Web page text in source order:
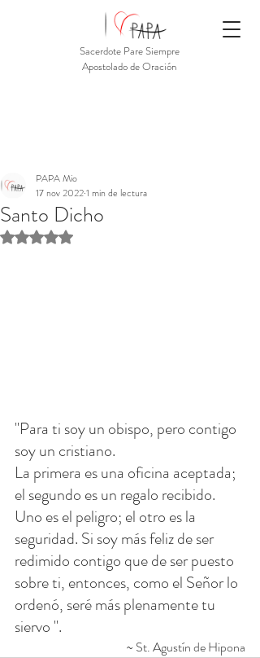
Sacerdote Pare Siempre
Apostolado de Oración
Santo Dicho
PAPA Mio
17 nov 20221 min de lectura
Obtuvo NaN de 5 estrellas.
"Para ti soy un obispo, pero contigo
soy un cristiano.
La primera es una oficina aceptada;
el segundo es un regalo recibido.
Uno es el peligro; el otro es la
seguridad. Si soy más feliz de ser
redimido contigo que de ser puesto
sobre ti, entonces, como el Señor lo
ordenó, seré más plenamente tu
siervo ".
~ St. Agustín de Hipona